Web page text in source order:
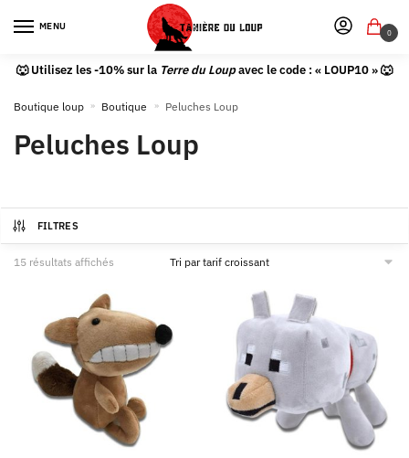
MENU
0
🐺 Utilisez les -10% sur la Terre du Loupavec le code : « LOUP10 » 🐺
Boutique loup » Boutique » Peluches Loup
Peluches Loup
FILTRES
15 résultats affichés